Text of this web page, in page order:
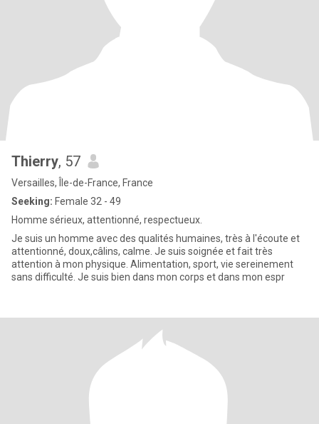
Thierry, 57
Versailles, Île-de-France, France
Seeking: Female 32 - 49
Homme sérieux, attentionné, respectueux.
Je suis un homme avec des qualités humaines, très à l'écoute et
attentionné, doux,câlins, calme. Je suis soignée et fait très
attention à mon physique. Alimentation, sport, vie sereinement
sans difficulté. Je suis bien dans mon corps et dans mon espr